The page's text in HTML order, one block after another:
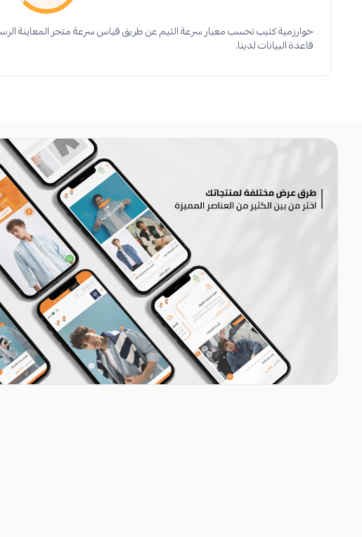
قاعدة البيانات لدينا.